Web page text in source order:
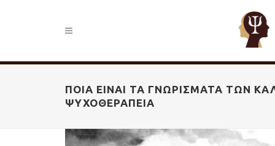
ΠΟΙΑ ΕΊΝΑΙ ΤΑ ΓΝΩΡΊΣΜΑΤΑ ΤΩΝ
ΨΥΧΟΘΕΡΑΠΕΊΑ